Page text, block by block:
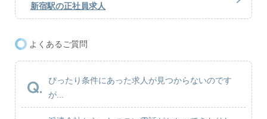
新宿駅の正社員求人
よくあるご質問
ぴったり条件にあった求人が見つからないのです
が...